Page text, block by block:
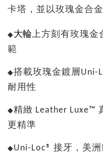
卡塔，並以玫瑰金合
◆大輪上方刻有玫瑰金
範
◆搭載玫瑰金鍍層Uni-
耐用性
◆精緻 Leather Luxe™
更精準
◆Uni-Loc® 接牙，美